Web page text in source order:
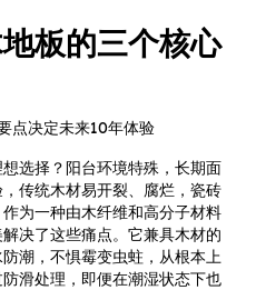
板的三个核心
点决定未来10年体验
选择？阳台环境特殊，长期面
传统木材易开裂、腐烂，瓷砖
为一种由木纤维和高分子材料
决了这些痛点。它兼具木材的
潮，不惧霉变虫蛀，从根本上
滑处理，即便在潮湿状态下也